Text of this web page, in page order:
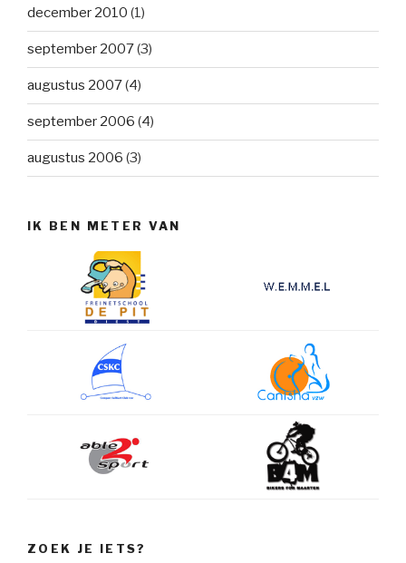
december 2010 (1)
september 2007(3)
augustus 2007(4)
september 2006 (4)
augustus 2006 (3)
IK BEN METER VAN
ZOEK JE IETS?